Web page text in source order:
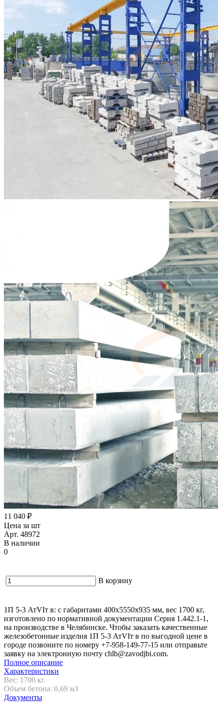
11 040 ₽
Цена за шт
Арт. 48972
В наличии
0
В корзину
1П 5-3 АтVIт в: c габаритами 400х5550х935 мм, вес 1700 кг,
изготовлено по нормативной документации Серия 1.442.1-1,
на производстве в Челябинске. Чтобы заказать качественные
железобетонные изделия 1П 5-3 АтVIт в по выгодной цене в
городе позвоните по номеру +7-958-149-77-15 или отправьте
заявку на электронную почту chlb@zavodjbi.com.
Полное описание
Характеристики
Вес: 1700 кг.
Объем бетона: 0,69 м3
Документы